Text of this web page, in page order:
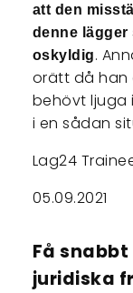
att den
denne lägger
oskyldig.
orätt då han
behövt ljuga
i en sådan
Lag24
05.09.2021
Få
juridiska